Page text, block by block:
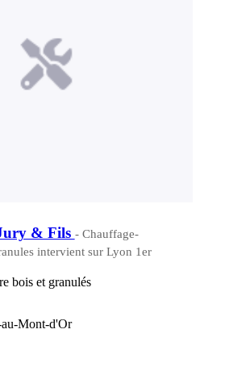
& Fils - Chauffage-
intervient sur Lyon 1er
bois et granulés
Mont-d'Or